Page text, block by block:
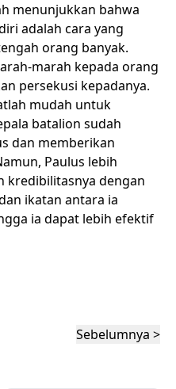
menunjukkan bahwa
adalah cara yang
orang banyak.
marah kepada orang
persekusi kepadanya.
mudah untuk
batalion sudah
dan memberikan
Paulus lebih
kredibilitasnya dengan
ikatan antara ia
ia dapat lebih efektif
Sebelumnya >